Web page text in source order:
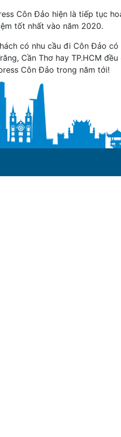
Côn Đảo hiện là tiếp tục
tốt nhất vào năm 2020.
có nhu cầu đi Côn Đảo
Cần Thơ hay TP.HCM
Côn Đảo trong năm tới!